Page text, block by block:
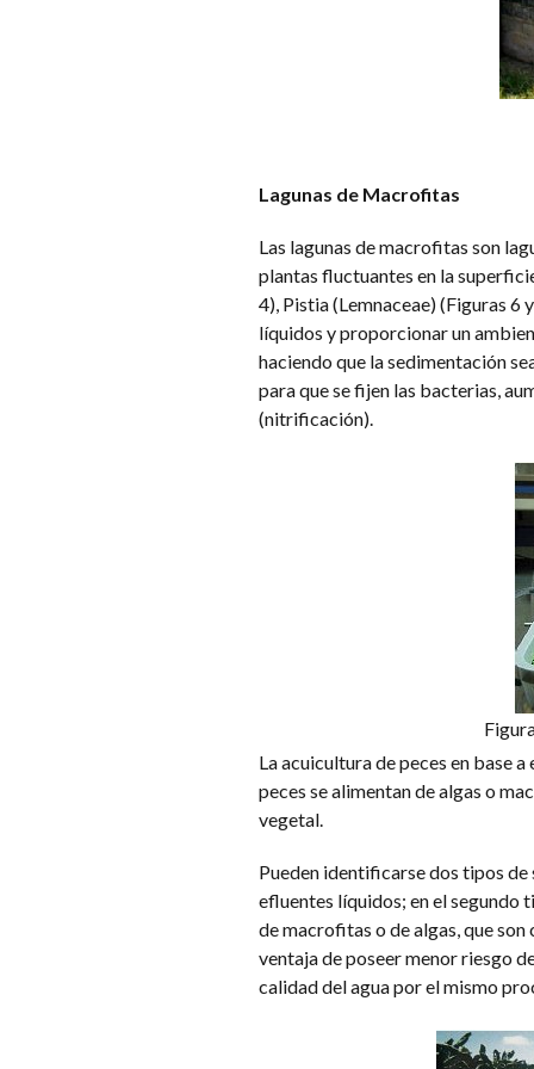
Lagunas de Macrofitas
Las lagunas de macrofitas son
plantas fluctuantes en la
4), Pistia (Lemnaceae) (Figuras 6
líquidos y proporcionar un
haciendo que la sedimentación
para que se fijen las bacterias,
(nitrificación).
La acuicultura de peces en base
peces se alimentan de algas o
vegetal.
Pueden identificarse dos tipos de
efluentes líquidos; en el segundo
de macrofitas o de algas, que son
ventaja de poseer menor riesgo
calidad del agua por el mismo